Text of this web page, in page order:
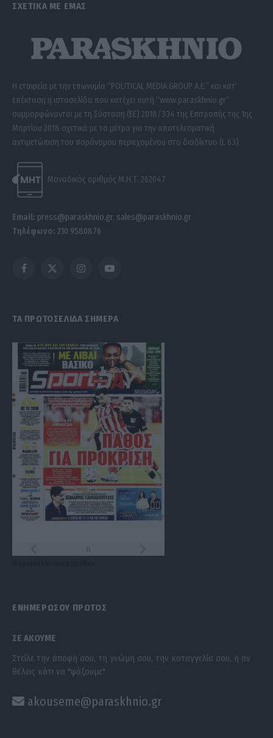
ΣΧΕΤΙΚΑ ΜΕ ΕΜΑΣ
Η εταιρεία με την επωνυμία “POLITICAL MEDIA GROUP A.E.” και κατ’
επέκταση η ιστοσελίδα που κατέχει αυτή “www.paraskhnio.gr”
συμμορφώνονται με τη Σύσταση (ΕΕ) 2018/334 της Επιτροπής της 1ης
Μαρτίου 2018 σχετικά με τα μέτρα για την αποτελεσματική
αντιμετώπιση του παράνομου περιεχομένου στο διαδίκτυο (L 63).
Μοναδικός αριθμός Μ.Η.Τ. 262047
Email: press@paraskhnio.gr, sales@paraskhnio.gr
Τηλέφωνο: 210 9580876
Facebook
X
InstagramYouTube
ΤΑ ΠΡΩΤΟΣΕΛΙΔΑ ΣΗΜΕΡΑ
ΕΝΗΜΕΡΩΣΟΥ ΠΡΩΤΟΣ
ΣΕ ΑΚΟΥΜΕ
Στείλε την άποψή σου, τη γνώμη σου, την καταγγελία σου, ή αν
θέλεις κάτι να "ψάξουμε".
akouseme@paraskhnio.gr